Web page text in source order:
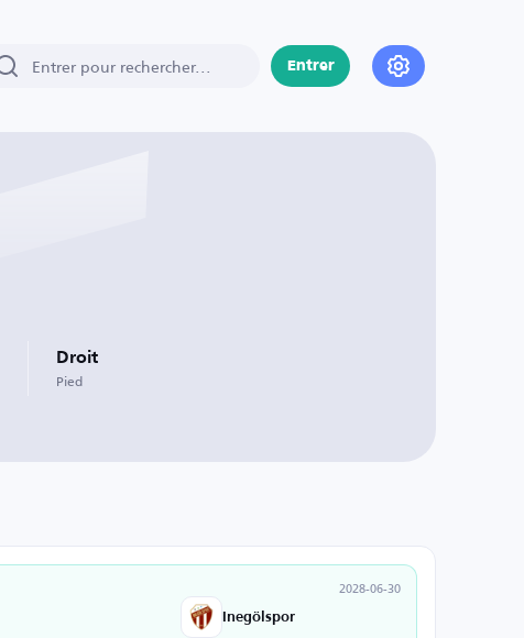
Entrer
Droit
Pied
2028-06-30
Inegölspor